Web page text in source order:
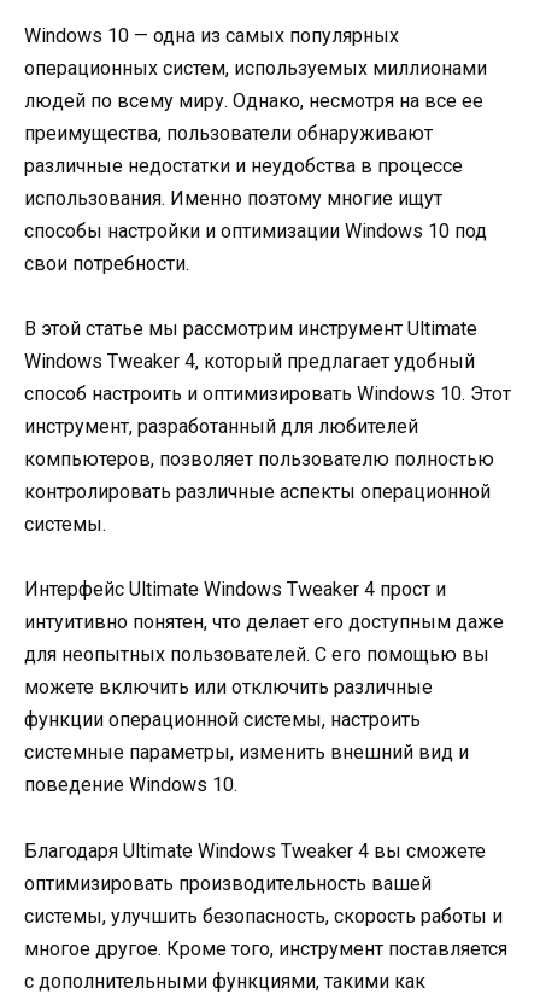
Windows 10 — одна из самых популярных
операционных систем, используемых миллионами
людей по всему миру. Однако, несмотря на все ее
преимущества, пользователи обнаруживают
различные недостатки и неудобства в процессе
использования. Именно поэтому многие ищут
способы настройки и оптимизации Windows 10 под
свои потребности.
В этой статье мы рассмотрим инструмент Ultimate
Windows Tweaker 4, который предлагает удобный
способ настроить и оптимизировать Windows 10. Этот
инструмент, разработанный для любителей
компьютеров, позволяет пользователю полностью
контролировать различные аспекты операционной
системы.
Интерфейс Ultimate Windows Tweaker 4 прост и
интуитивно понятен, что делает его доступным даже
для неопытных пользователей. С его помощью вы
можете включить или отключить различные
функции операционной системы, настроить
системные параметры, изменить внешний вид и
поведение Windows 10.
Благодаря Ultimate Windows Tweaker 4 вы сможете
оптимизировать производительность вашей
системы, улучшить безопасность, скорость работы и
многое другое. Кроме того, инструмент поставляется
с дополнительными функциями, такими как